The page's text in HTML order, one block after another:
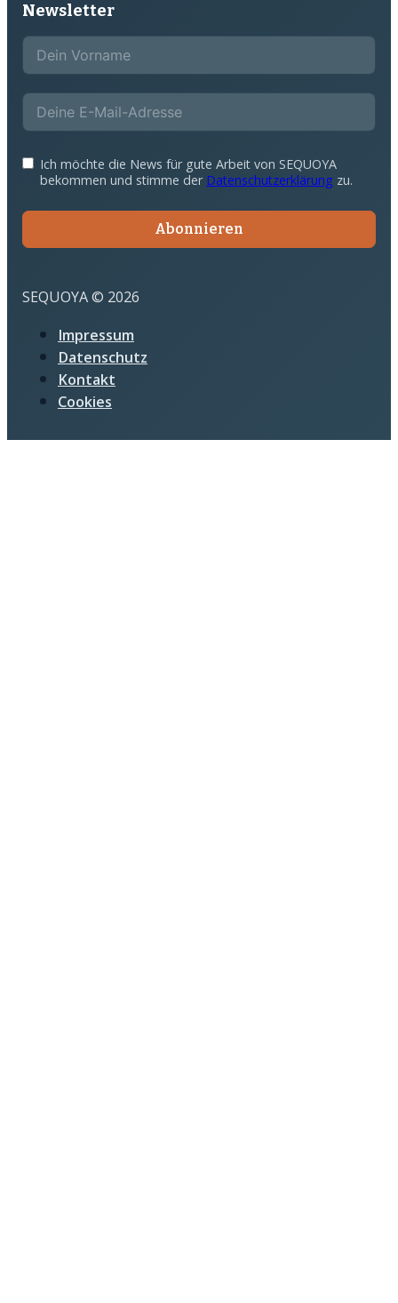
Newsletter
Ich möchte die News für gute Arbeit von SEQUOYA
bekommen und stimme der Datenschutzerklärung zu.
Abonnieren
SEQUOYA © 2026
Impressum
Datenschutz
Kontakt
Cookies